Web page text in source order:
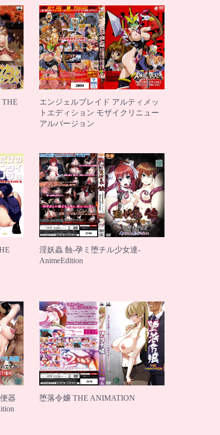
エンジェルブレイド アルティメッ
トエディション モザイクリニュー
アルバージョン
淫妖蟲 蝕-孕ミ堕チル少女達-
AnimeEdition
器
堕落令嬢 THE ANIMATION